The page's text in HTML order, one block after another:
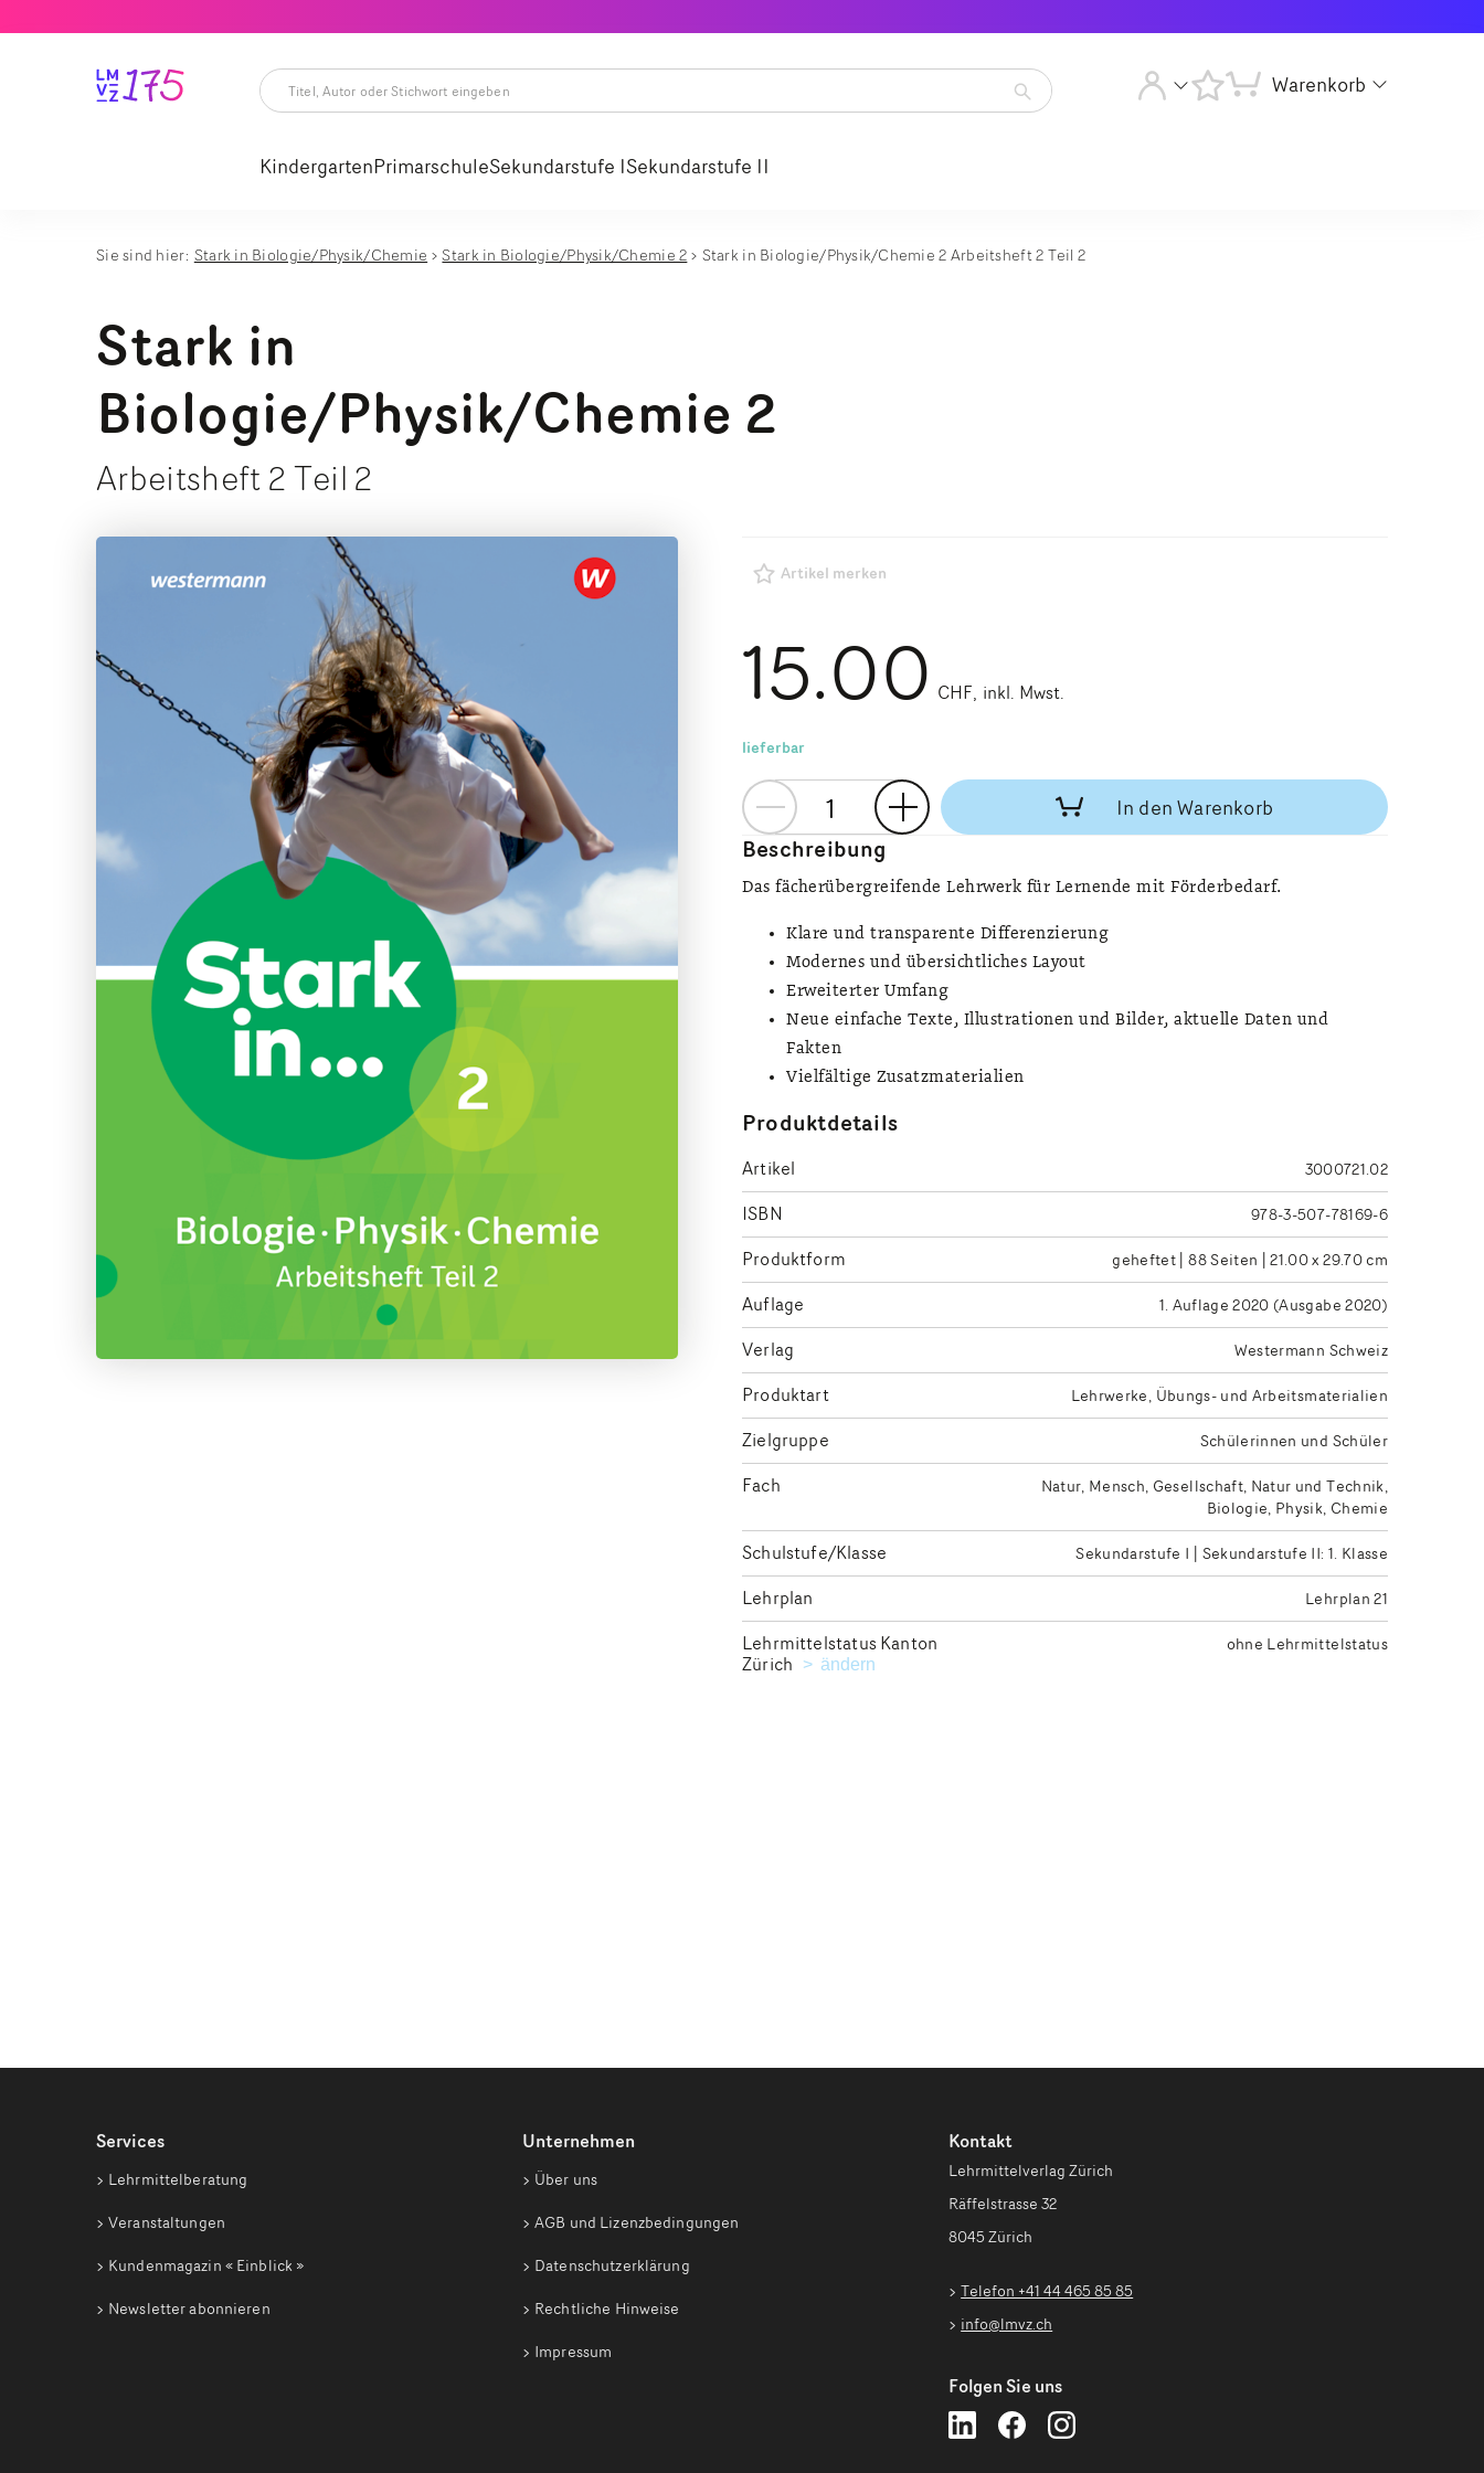
Titel,
Stichwort
eingeben
Artikelsuche
starten
KindergartenPrimarschuleSekundarstufe ISekundarstufe II
Warenkorb
Sie sind hier: Stark in Biologie/Physik/Chemie Stark in Biologie/Physik/Chemie 2 Stark in Biologie/Physik/Chemie 2 Arbeitsheft 2 Teil 2
Stark in
Biologie/Physik/Chemie 2
Arbeitsheft 2 Teil 2
Artikel merken
CHF
15.00 inkl. Mwst.
lieferbar
In den Warenkorb
Beschreibung
Das fächerübergreifende Lehrwerk für Lernende mit Förderbedarf.
Klare und transparente Differenzierung
Modernes und übersichtliches Layout
Erweiterter Umfang
Neue einfache Texte, Illustrationen und Bilder, aktuelle Daten und
Fakten
Vielfältige Zusatzmaterialien
Produktdetails
Artikel 3000721.02
ISBN 978-3-507-78169-6
Produktform geheftet | 88 Seiten | 21.00 x 29.70 cm
Auflage 1. Auflage 2020 (Ausgabe 2020)
Verlag Westermann Schweiz
Produktart Lehrwerke Übungs- und Arbeitsmaterialien
Zielgruppe Schülerinnen und Schüler
Fach Natur, Mensch, Gesellschaft Natur und Technik
Biologie Physik Chemie
Schulstufe/Klasse Sekundarstufe I | Sekundarstufe II: 1. Klasse
Lehrplan Lehrplan 21
Lehrmittelstatus Kanton
Zürich
Kanton für die Ausgabe des gewünschten Lehrmittelstatus
ändern
ohne Lehrmittelstatus
Services
Lehrmittelberatung
Veranstaltungen
Kundenmagazin « Einblick »
Newsletter abonnieren
Unternehmen
Über uns
AGB und Lizenzbedingungen
Datenschutzerklärung
Rechtliche Hinweise
Impressum
Kontakt
Lehrmittelverlag Zürich
Räffelstrasse 32
8045 Zürich
Telefon +41 44 465 85 85
info@lmvz.ch
Folgen Sie uns
Lehrmittelverlag
Zürich
Lehrmittelverlag
Zürich
Lehrmittelverlag
Zürich
Stichwort